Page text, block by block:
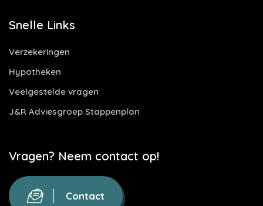
Snelle Links
Verzekeringen
Hypotheken
Veelgestelde vragen
J&R Adviesgroep Stappenplan
Vragen? Neem contact op!
Contact